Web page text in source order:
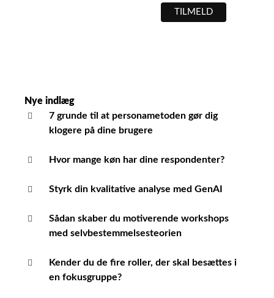
Nye indlæg
7 grunde til at personametoden gør dig
klogere på dine brugere
Hvor mange køn har dine respondenter?
Styrk din kvalitative analyse med GenAI
Sådan skaber du motiverende workshops
med selvbestemmelsesteorien
Kender du de fire roller, der skal besættes i
en fokusgruppe?